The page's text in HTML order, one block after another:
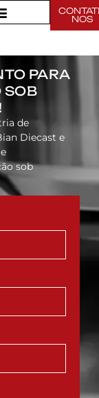
NOS
PARA
SOB
de
Diecast e
sob